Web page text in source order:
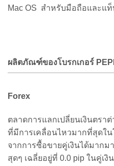
Mac OS สำหรับมือถือและแท็
ผลิตภัณฑ์ของโบรกเกอร์
Forex
ตลาดการแลกเปลี่ยนเงินตรา
ที่มีการเคลื่อนไหวมากที่สุดใ
จากการซื้อขายคู่เงินได้มาก
สุดๆ เฉลี่ยอยู่ที่ 0.0 pip ในคู่เงิ